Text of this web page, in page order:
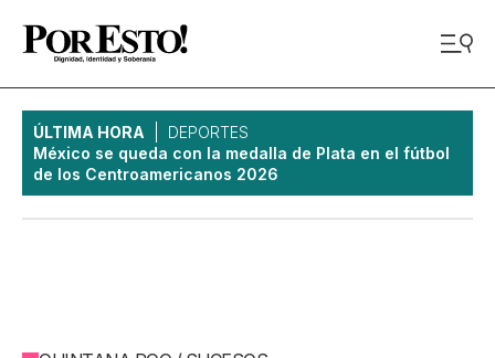
ÚLTIMA HORA
DEPORTES
México se queda con la medalla de Plata en el fútbol
de los Centroamericanos 2026